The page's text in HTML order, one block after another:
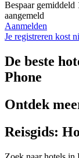
Bespaar gemiddeld
aangemeld
Aanmelden
Je registreren kost
De beste
Phone
Ontdek
Reisgids: